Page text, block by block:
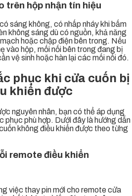
trên hộp nhận tín hiệu
sáng không, có nhấp nháy khi bấm
không sáng dù có nguồn, khả năng
hoặc chập điện bên trong. Nếu
vào hộp, mối nối bên trong đang bị
vệ sinh hoặc hàn lại các mối nối đó.
phục khi cửa cuốn bị
khiển được
nguyên nhân, bạn có thể áp dụng
phục phù hợp. Dưới đây là hướng dẫn
không điều khiển được theo từng
remote điều khiển
việc thay pin mới cho remote cửa